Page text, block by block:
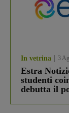
In vetrina 3
Estra
studenti
debutta il